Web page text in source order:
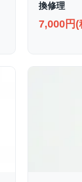
換修理
7,000円(